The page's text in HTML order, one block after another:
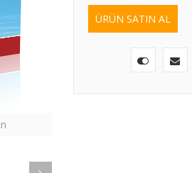
ÜRÜN SATIN AL